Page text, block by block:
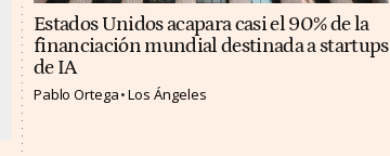
Estados Unidos acapara casi el 90% de la
financiación mundial destinada a startups
de IA
Pablo Ortega Los Ángeles